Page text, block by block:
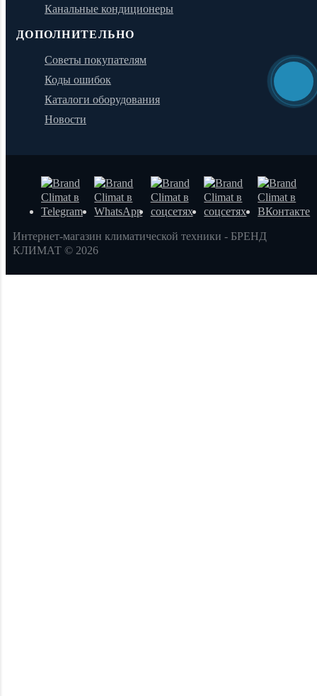
Канальные кондиционеры
ДОПОЛНИТЕЛЬНО
Советы покупателям
Коды ошибок
Каталоги оборудования
Новости
Интернет-магазин климатической техники - БРЕНД
КЛИМАТ © 2026